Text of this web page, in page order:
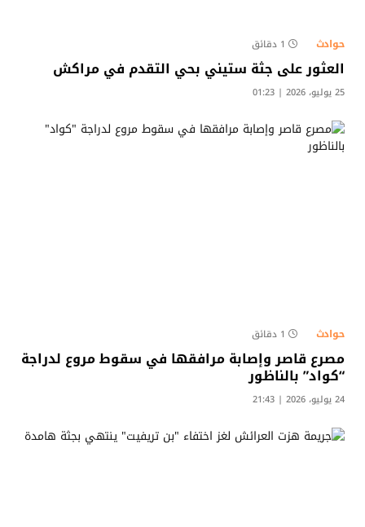
حوادث 1 دقائق
العثور على جثة ستيني بحي التقدم في مراكش
25 يوليو، 2026 | 01:23
حوادث 1 دقائق
مصرع قاصر وإصابة مرافقها في سقوط مروع لدراجة
“كواد” بالناظور
24 يوليو، 2026 | 21:43